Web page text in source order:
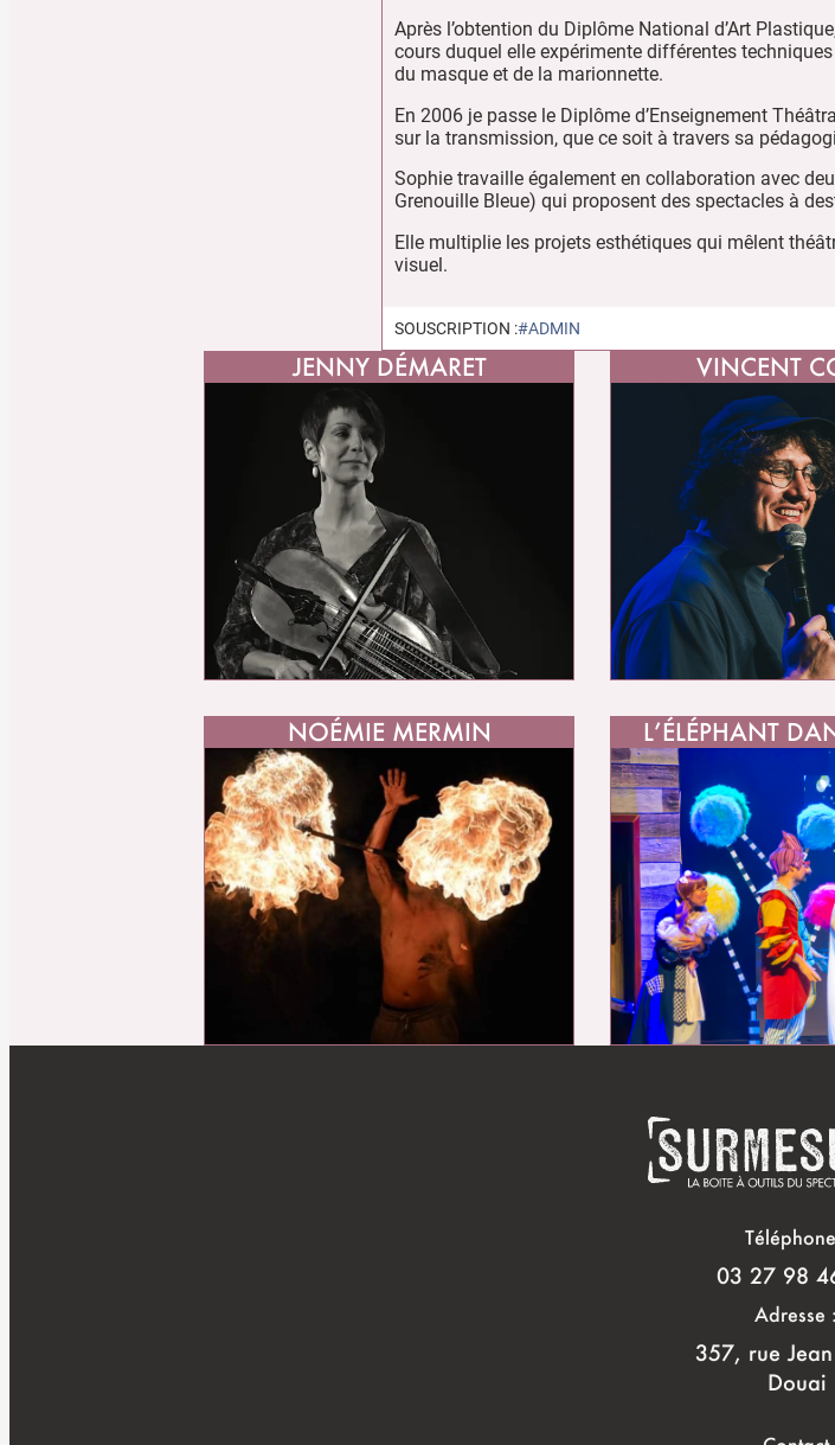
Après l’obtention du Diplôme National d’Art
cours duquel elle expérimente différentes
du masque et de la marionnette.
En 2006 je passe le Diplôme d’Enseignement
sur la transmission, que ce soit à travers sa
Sophie travaille également en collaboration avec
Grenouille Bleue) qui proposent des spectacles à
Elle multiplie les projets esthétiques qui mêlent
visuel.
SOUSCRIPTION :#ADMIN
JENNY DÉMARET VINCENT
NOÉMIE MERMIN L’ÉLÉPHANT
03 27 98
Adresse :
357, rue
Douai